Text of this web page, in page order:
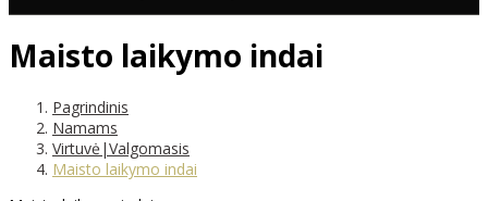
Maisto laikymo indai
Pagrindinis
Namams
Virtuvė|Valgomasis
Maisto laikymo indai